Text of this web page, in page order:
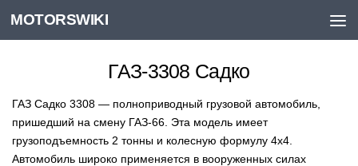
Skip to content
MOTORSWIKI
ГАЗ-3308 Садко
ГАЗ Садко 3308 — полноприводный грузовой автомобиль,
пришедший на смену ГАЗ-66. Эта модель имеет
грузоподъемность 2 тонны и колесную формулу 4х4.
Автомобиль широко применяется в вооруженных силах